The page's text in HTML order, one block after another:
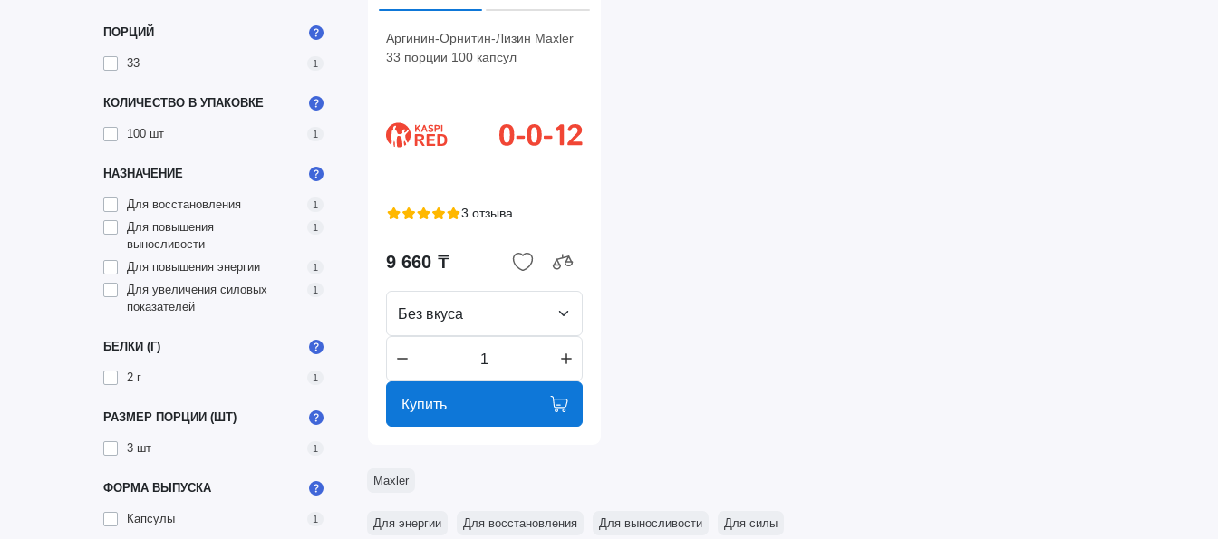
ПОРЦИЙ
33 1
КОЛИЧЕСТВО В УПАКОВКЕ
100 шт 1
НАЗНАЧЕНИЕ
Для восстановления 1
Для повышения
выносливости
1
Для повышения энергии 1
Для увеличения силовых
показателей
1
БЕЛКИ (Г)
2 г 1
РАЗМЕР ПОРЦИИ (ШТ)
3 шт 1
ФОРМА ВЫПУСКА
Капсулы 1
Аргинин-Орнитин-Лизин Maxler
33 порции 100 капсул
3 отзыва
9 660 ₸
Без вкуса
Купить
Maxler
Для энергии Для восстановления Для выносливости Для силы